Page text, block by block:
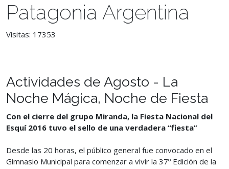
Patagonia Argentina
Visitas: 17353
Actividades de Agosto - La
Noche Mágica, Noche de Fiesta
Con el cierre del grupo Miranda, la Fiesta Nacional del
Esquí 2016 tuvo el sello de una verdadera “fiesta”
Desde las 20 horas, el público general fue convocado en el
Gimnasio Municipal para comenzar a vivir la 37º Edición de la